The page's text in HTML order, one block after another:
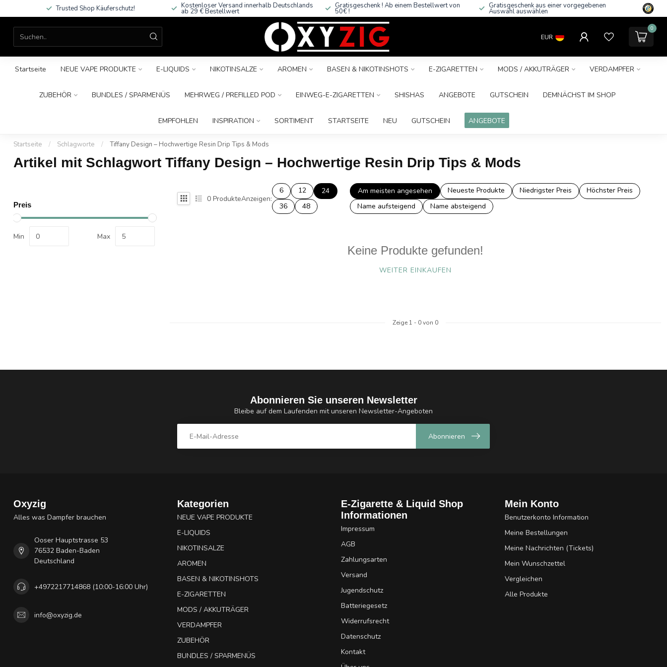
Trusted Shop Käuferschutz! Kostenloser Versand innerhalb Deutschlands
ab 29 € Bestellwert
Gratisgeschenk ! Ab einem Bestellwert von
50€ !
Gratisgeschenk aus einer vorgegebenen
Auswahl auswählen
EUR
0
Startseite NEUE VAPE PRODUKTE E-LIQUIDS NIKOTINSALZE AROMEN BASEN & NIKOTINSHOTS E-ZIGARETTEN MODS / AKKUTRÄGER VERDAMPFER
ZUBEHÖR BUNDLES / SPARMENÜS MEHRWEG / PREFILLED POD EINWEG-E-ZIGARETTEN SHISHAS ANGEBOTE GUTSCHEIN DEMNÄCHST IM SHOP
EMPFOHLEN INSPIRATION SORTIMENT STARTSEITE NEU GUTSCHEIN ANGEBOTE
Startseite / Schlagworte / Tiffany Design – Hochwertige Resin Drip Tips & Mods
Artikel mit Schlagwort Tiffany Design – Hochwertige Resin Drip Tips & Mods
Preis
Min Max
0 ProdukteAnzeigen:
6 12
24
36
48
Am meisten angesehen Neueste Produkte Niedrigster Preis
Höchster Preis
Name aufsteigend
Name absteigend
Keine Produkte gefunden!
WEITER EINKAUFEN
Zeige 1 - 0von 0
Abonnieren Sie unseren Newsletter
Bleibe auf dem Laufenden mit unseren Newsletter-Angeboten
Abonnieren
Oxyzig
Alles was Dampfer brauchen
Ooser Hauptstrasse 53
76532 Baden-Baden
Deutschland
+4972217714868 (10:00-16:00 Uhr)
info@oxyzig.de
Kategorien
NEUE VAPE PRODUKTE
E-LIQUIDS
NIKOTINSALZE
AROMEN
BASEN & NIKOTINSHOTS
E-ZIGARETTEN
MODS / AKKUTRÄGER
VERDAMPFER
ZUBEHÖR
BUNDLES / SPARMENÜS
E-Zigarette & Liquid Shop
Informationen
Impressum
AGB
Zahlungsarten
Versand
Jugendschutz
Batteriegesetz
Widerrufsrecht
Datenschutz
Kontakt
Mein Konto
Benutzerkonto Information
Meine Bestellungen
Meine Nachrichten (Tickets)
Mein Wunschzettel
Vergleichen
Alle Produkte